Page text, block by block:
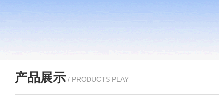
产品展示 / PRODUCTS PLAY